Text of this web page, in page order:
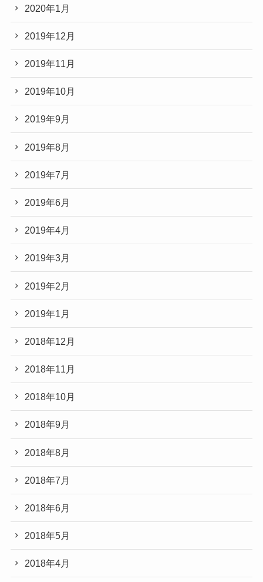
2020年1月
2019年12月
2019年11月
2019年10月
2019年9月
2019年8月
2019年7月
2019年6月
2019年4月
2019年3月
2019年2月
2019年1月
2018年12月
2018年11月
2018年10月
2018年9月
2018年8月
2018年7月
2018年6月
2018年5月
2018年4月